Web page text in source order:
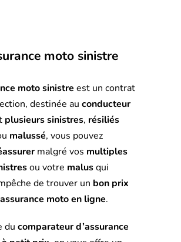
moto sinistre
moto sinistre est un contrat
destinée au conducteur
plusieurs sinistres, résiliés
malussé, vous pouvez
malgré vos multiples
ou votre malusqui
de trouver un bon prix
moto en ligne.
du comparateur d’assurance